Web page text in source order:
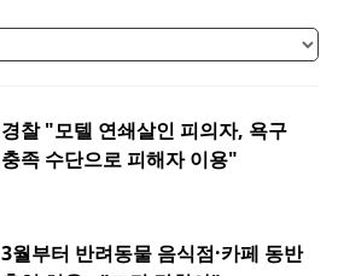
경찰 "모텔 연쇄살인 피의자, 욕구
충족 수단으로 피해자 이용"
3월부터 반려동물 음식점·카페 동반